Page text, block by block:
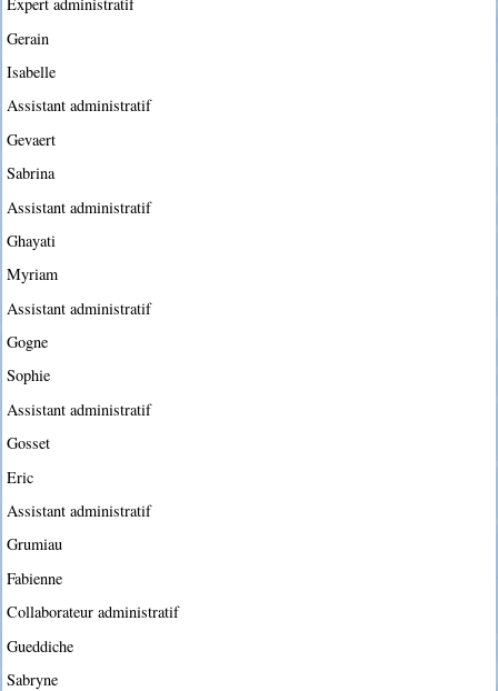
Gerain
Isabelle
Assistant administratif
Gevaert
Sabrina
Assistant administratif
Ghayati
Myriam
Assistant administratif
Gogne
Sophie
Assistant administratif
Gosset
Eric
Assistant administratif
Grumiau
Fabienne
Collaborateur administratif
Gueddiche
Sabryne